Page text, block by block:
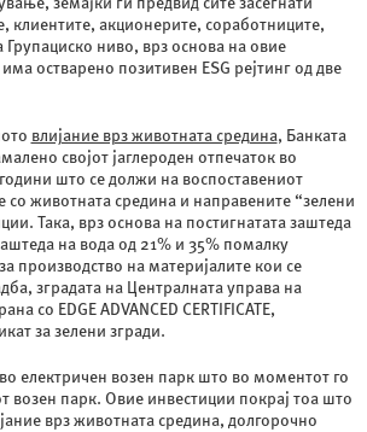
клиентите, акционерите, соработниците,
ниво, врз основа на овие
остварено позитивен ESG рејтинг од две
влијание врз животната средина, Банката
својот јаглероден отпечаток во
што се должи на воспоставениот
со животната средина и направените “зелени
Така, врз основа на постигнатата заштеда
на вода од 21% и 35% помалку
производство на материјалите кои се
зградата на Централната управа на
со EDGE ADVANCED CERTIFICATE,
за зелени згради.
електричен возен парк што во моментот го
возен парк. Овие инвестиции покрај тоа што
врз животната средина, долгорочно